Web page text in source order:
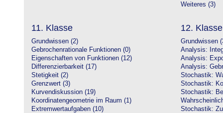
Weiteres (3)
11. Klasse
Grundwissen (2)
Gebrochenrationale Funktionen (0)
Eigenschaften von Funktionen (12)
Differenzierbarkeit (17)
Stetigkeit (2)
Grenzwert (3)
Kurvendiskussion (19)
Koordinatengeometrie im Raum (1)
Extremwertaufgaben (10)
12. Klasse
Grundwissen
Analysis:
Analysis:
Analysis:
Stochastik:
Stochastik:
Stochastik:
Stochastik: